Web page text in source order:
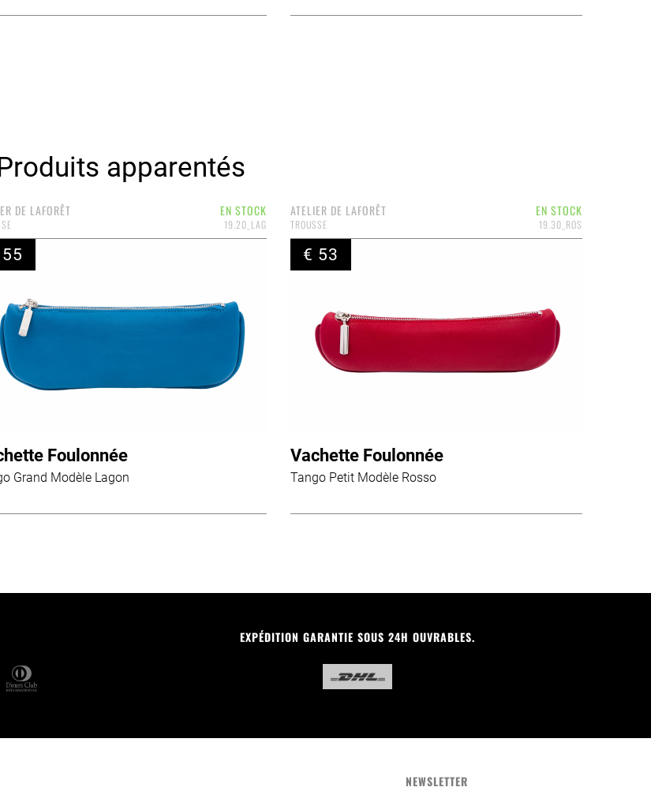
apparentés
EN STOCK
DE LAFORÊT
19.20_LAG
Foulonnée
Grand Modèle Lagon
EN STOCK
ATELIER DE LAFORÊT
19.30_ROS
TROUSSE
€ 53
Vachette Foulonnée
Tango Petit Modèle Rosso
EXPÉDITION GARANTIE SOUS 24H OUVRABLES.
NEWSLETTER